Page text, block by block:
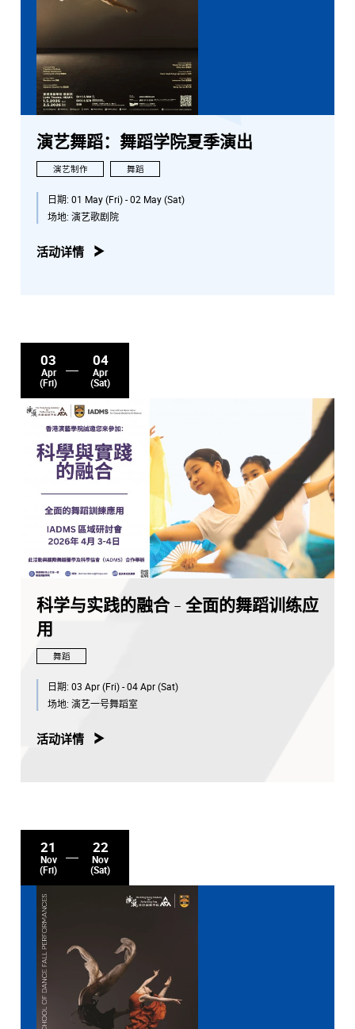
演艺舞蹈：舞蹈学院夏季演出
演艺制作 舞蹈
日期: 01 May (Fri) - 02 May (Sat)
场地: 演艺歌剧院
活动详情
03
Apr
(Fri)
04
Apr
(Sat)
科学与实践的融合 - 全面的舞蹈训练应
用
舞蹈
日期: 03 Apr (Fri) - 04 Apr (Sat)
场地: 演艺一号舞蹈室
活动详情
21
Nov
(Fri)
22
Nov
(Sat)